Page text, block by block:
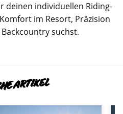
deinen individuellen Riding-
im Resort, Präzision
suchst.
ARTIKEL